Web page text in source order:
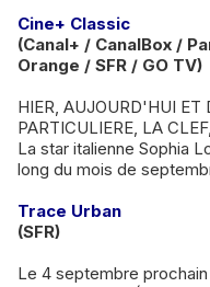
Cine+ Classic
(Canal+ / CanalBox /
Orange / SFR / GO TV)
HIER, AUJOURD'HUI ET
PARTICULIERE, LA
La star italienne Sophia
long du mois de
Trace Urban
(SFR)
Le 4 septembre